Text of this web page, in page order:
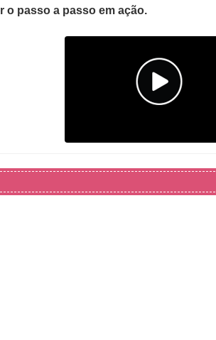
o passo a passo em ação.